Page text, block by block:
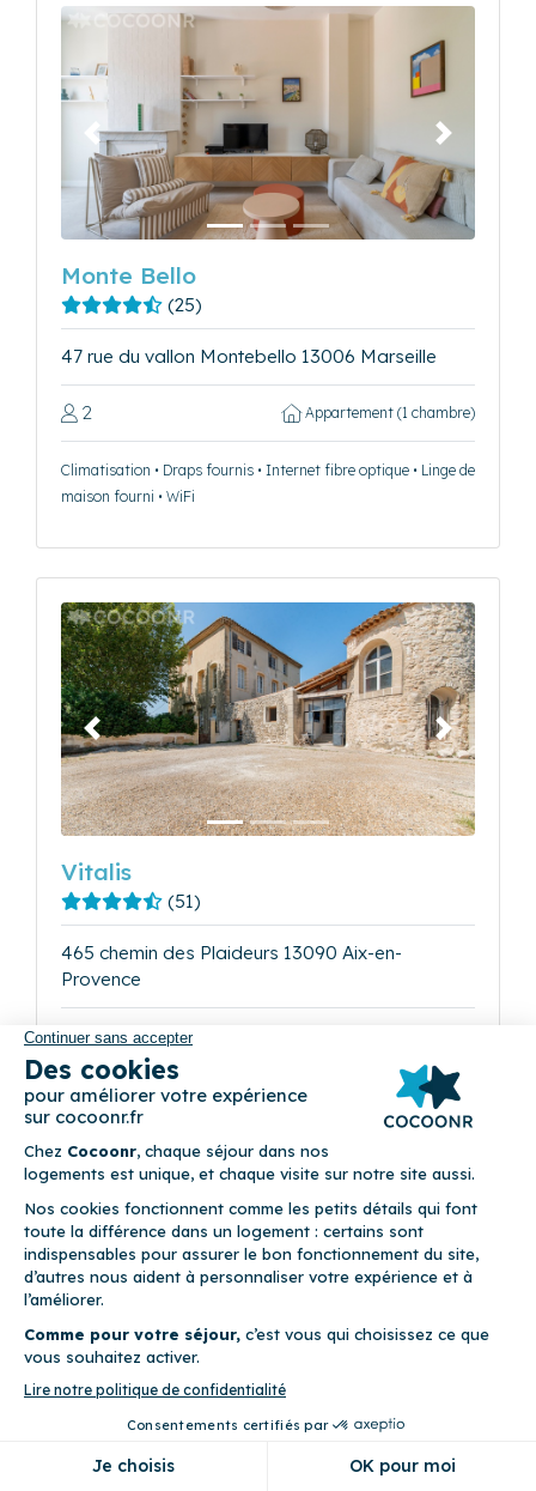
Précédent Suivant
Monte Bello
(25)
47 rue du vallon Montebello 13006 Marseille
2 Appartement (1 chambre)
Climatisation • Draps fournis • Internet fibre optique • Linge de
maison fourni • WiFi
Précédent Suivant
Vitalis
(51)
465 chemin des Plaideurs 13090 Aix-en-
Provence
6
Climatisation • Draps fournis • Linge de maison fourni •
Parking privé • Terrasse
Précédent